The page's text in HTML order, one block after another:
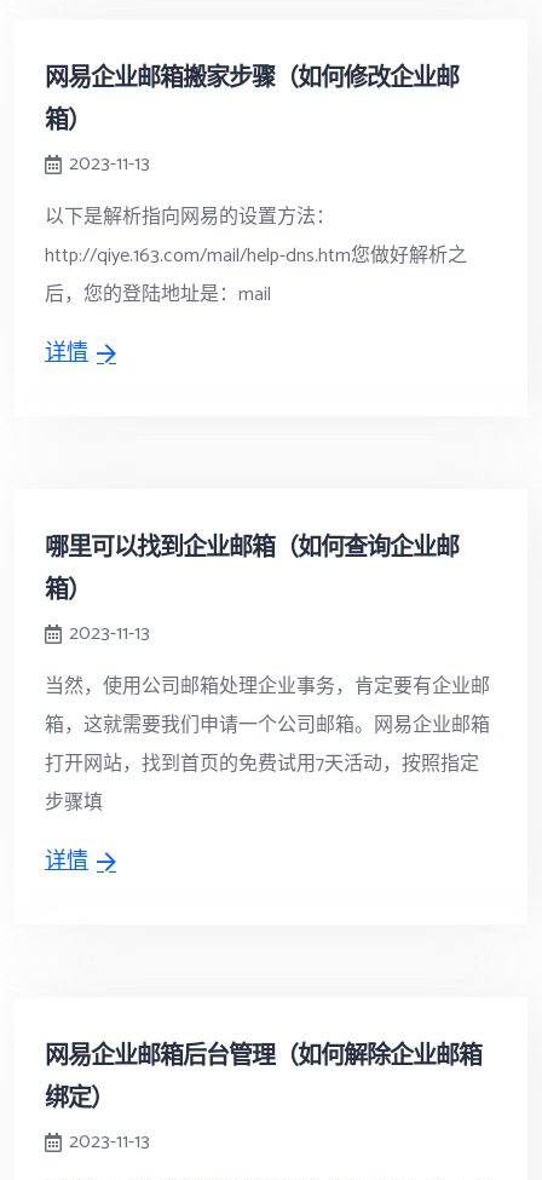
网易企业邮箱搬家步骤（如何修改企业邮
箱）
2023-11-13
以下是解析指向网易的设置方法：
http://qiye.163.com/mail/help-dns.htm您做好解析之
后，您的登陆地址是：mail
详情
哪里可以找到企业邮箱（如何查询企业邮
箱）
2023-11-13
当然，使用公司邮箱处理企业事务，肯定要有企业邮
箱，这就需要我们申请一个公司邮箱。网易企业邮箱
打开网站，找到首页的免费试用7天活动，按照指定
步骤填
详情
网易企业邮箱后台管理（如何解除企业邮箱
绑定）
2023-11-13